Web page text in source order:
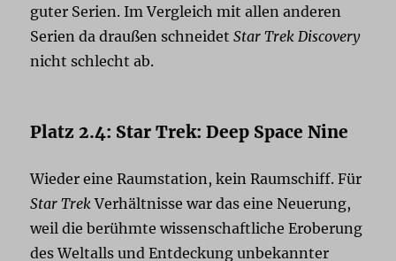
guter Serien. Im Vergleich mit allen anderen
Serien da draußen schneidetStar Trek Discovery
nicht schlecht ab.
Platz 2.4: Star Trek: Deep Space Nine
Wieder eine Raumstation, kein Raumschiff. Für
Star TrekVerhältnisse war das eine Neuerung,
weil die berühmte wissenschaftliche Eroberung
des Weltalls und Entdeckung unbekannter